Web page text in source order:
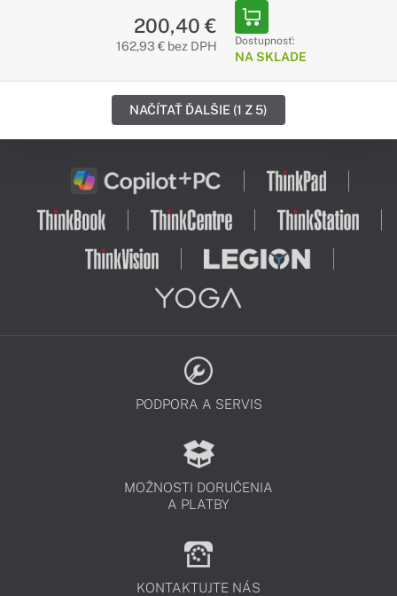
200,40 €
162,93 € bez DPH Dostupnosť:
NA SKLADE
NAČÍTAŤ ĎALŠIE (1 Z 5)
PODPORA A SERVIS
MOŽNOSTI DORUČENIA
A PLATBY
KONTAKTUJTE NÁS